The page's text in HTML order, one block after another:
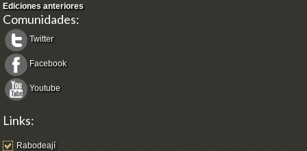
Ediciones anteriores
Comunidades:
Twitter
Facebook
Youtube
Links:
Rabodeají